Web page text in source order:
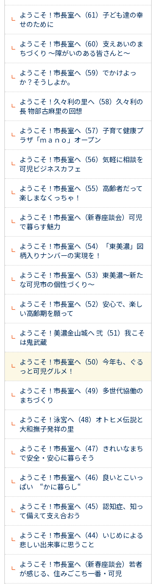
ようこそ！市長室へ（61）子ども達の幸
せのために
ようこそ！市長室へ（60）支えあいのま
ちづくり ～障がいのある皆さんと～
ようこそ！市長室へ（59）でかけよっ
か？そうしよか。
ようこそ！久々利の里へ（58）久々利の
長 物部古麻里の回想
ようこそ！市長室へ（57）子育て健康プ
ラザ「ｍａｎｏ」オープン
ようこそ！市長室へ（56）気軽に相談を
可児ビジネスカフェ
ようこそ！市長室へ（55）高齢者だって
楽しまなくっちゃ！
ようこそ！市長室へ（新春座談会）可児
で暮らす魅力
ようこそ！市長室へ（54）「東美濃」図
柄入りナンバーの実現を！
ようこそ！市長室へ（53）東美濃～新た
な可児市の個性づくり～
ようこそ！市長室へ（52）安心で、楽し
い高齢期を願って
ようこそ！美濃金山城へ 弐（51）我こそ
は鬼武蔵
ようこそ！市長室へ（50）今年も、ぐる
っと可児グルメ！
ようこそ！市長室へ（49）多世代協働の
まちづくり
ようこそ！泳宮へ（48）オトヒメ伝説と
大和撫子発祥の里
ようこそ！市長室へ（47）きれいなまち
で安全・安心に暮らそう
ようこそ！市長室へ（46）良いとこいっ
ぱい “かに暮らし“
ようこそ！市長室へ（45）認知症、知っ
て備えて支え合おう
ようこそ！市長室へ（44）いじめによる
悲しい出来事に思うこと
ようこそ！市長室へ（新春座談会）若者
が感じる、住みごこち一番・可児